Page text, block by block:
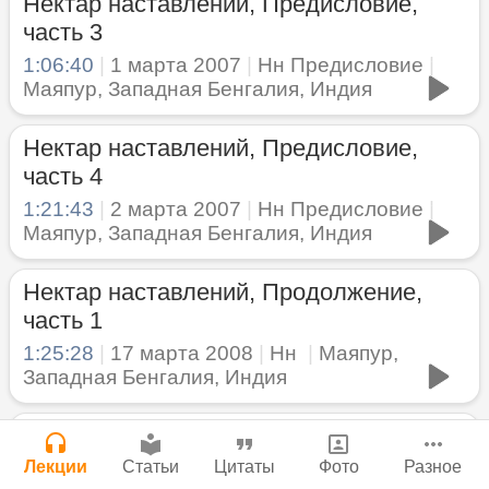
часть 3
1:06:40 1 марта 2007 Нн Предисловие
Маяпур, Западная Бенгалия, Индия
Нектар наставлений, Предисловие,
часть 4
1:21:43 2 марта 2007 Нн Предисловие
Маяпур, Западная Бенгалия, Индия
Нектар наставлений, Продолжение,
часть 1
1:25:28 17 марта 2008 Нн
Маяпур,
Западная Бенгалия, Индия
Нектар наставлений, Продолжение,
часть 2
Мы теряем нормальную жизнь и слава
Богу!
29 июля 2026|Васух
Вишну-сахасра-нама
Богатство, которое не спрятать в
сундук
28 июля 2026|Васух|
Где живет Верховная Личность Бога?
Каков адрес Вишну?
Чайтанье
29 июля 2026
Нектар имени Кришны
24 июля 2026
Подрыватели доверия к себе
22 июля 2026
Джанмаштами в Тбилиси 2025
Сайт
Войти | Регистрация| История версий
Инструкция
Лекции Статьи Цитаты Фото Разное